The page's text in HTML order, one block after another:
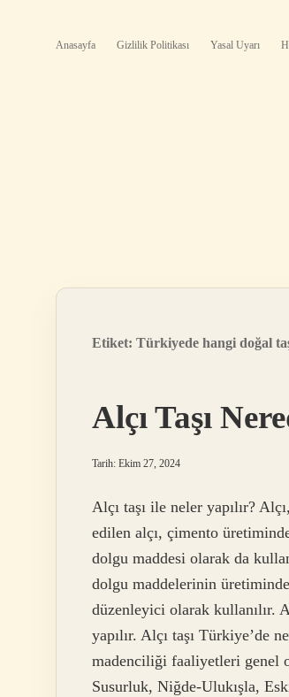
Anasayfa Gizlilik Politikası Yasal Uyarı
Etiket: Türkiyede hangi doğal
Alçı Taşı
Tarih: Ekim 27, 2024
Alçı taşı ile neler yapılır?
edilen alçı, çimento
dolgu maddesi olarak da
dolgu maddelerinin
düzenleyici olarak kullanılır.
yapılır. Alçı taşı Türkiye’de
madenciliği faaliyetleri genel
Susurluk, Niğde-Ulukışla,